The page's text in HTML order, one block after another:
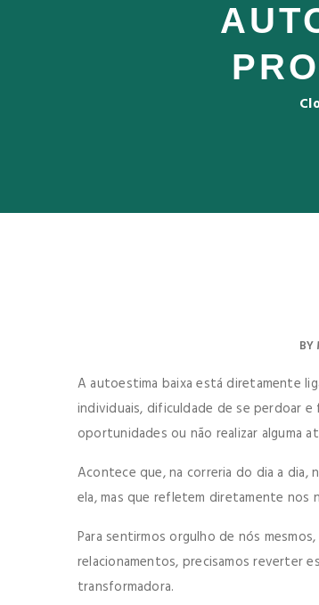
BY
A autoestima baixa está diretamente
individuais, dificuldade de se perdoar
oportunidades ou não realizar alguma
Acontece que, na correria do dia a dia,
ela, mas que refletem diretamente nos
Para sentirmos orgulho de nós
relacionamentos, precisamos reverter
transformadora.